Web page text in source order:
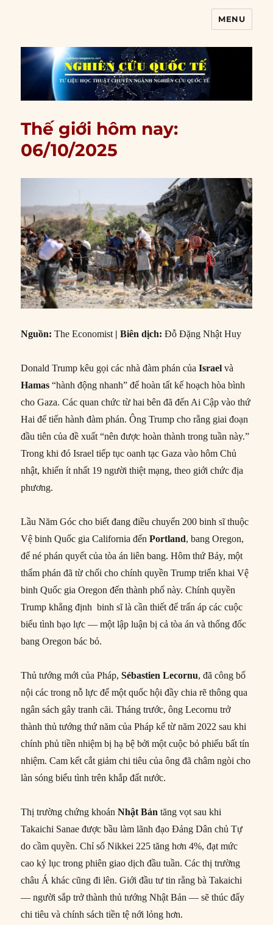
MENU
Thế giới hôm nay:
06/10/2025
Nguồn: The Economist |Biên dịch:Đỗ Đặng Nhật Huy
Donald Trump kêu gọi các nhà đàm phán củaIsrael và
Hamas “hành động nhanh” để hoàn tất kế hoạch hòa bình
cho Gaza. Các quan chức từ hai bên đã đến Ai Cập vào thứ
Hai để tiến hành đàm phán. Ông Trump cho rằng giai đoạn
đầu tiên của đề xuất “nên được hoàn thành trong tuần này.”
Trong khi đó Israel tiếp tục oanh tạc Gaza vào hôm Chủ
nhật, khiến ít nhất 19 người thiệt mạng, theo giới chức địa
phương.
Lầu Năm Góc cho biết đang điều chuyển 200 binh sĩ thuộc
Vệ binh Quốc gia California đếnPortland, bang Oregon,
để né phán quyết của tòa án liên bang. Hôm thứ Bảy, một
thẩm phán đã từ chối cho chính quyền Trump triển khai Vệ
binh Quốc gia Oregon đến thành phố này. Chính quyền
Trump khẳng định binh sĩ là cần thiết để trấn áp các cuộc
biểu tình bạo lực — một lập luận bị cả tòa án và thống đốc
bang Oregon bác bỏ.
Thủ tướng mới của Pháp,Sébastien Lecornu, đã công bố
nội các trong nỗ lực để một quốc hội đầy chia rẽ thông qua
ngân sách gây tranh cãi. Tháng trước, ông Lecornu trở
thành thủ tướng thứ năm của Pháp kể từ năm 2022 sau khi
chính phủ tiền nhiệm bị hạ bệ bởi một cuộc bỏ phiếu bất tín
nhiệm. Cam kết cắt giảm chi tiêu của ông đã châm ngòi cho
làn sóng biểu tình trên khắp đất nước.
Thị trường chứng khoánNhật Bản tăng vọt sau khi
Takaichi Sanae được bầu làm lãnh đạo Đảng Dân chủ Tự
do cầm quyền. Chỉ số Nikkei 225 tăng hơn 4%, đạt mức
cao kỷ lục trong phiên giao dịch đầu tuần. Các thị trường
châu Á khác cũng đi lên. Giới đầu tư tin rằng bà Takaichi
— người sắp trở thành thủ tướng Nhật Bản — sẽ thúc đẩy
chi tiêu và chính sách tiền tệ nới lỏng hơn.